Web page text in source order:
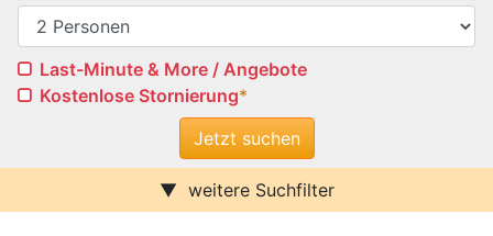
Last-Minute & More / Angebote
Kostenlose Stornierung*
weitere Suchfilter